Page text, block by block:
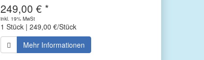
249,00 € *
inkl. 19% MwSt
1 Stück | 249,00 €/Stück
Mehr Informationen